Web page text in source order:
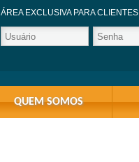
ÁREA EXCLUSIVA PARA CLIENTES
QUEM SOMOS